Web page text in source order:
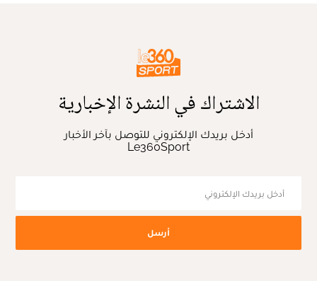
الاشتراك في النشرة الإخبارية
أدخل بريدك الإلكتروني للتوصل بآخر الأخبار
Le360Sport
أرسل